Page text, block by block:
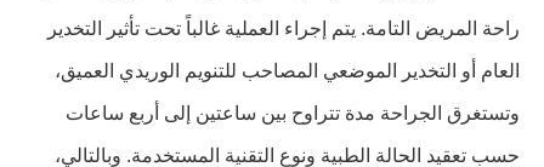
راحة المريض التامة. يتم إجراء العملية غالباً تحت تأثير التخدير
العام أو التخدير الموضعي المصاحب للتنويم الوريدي العميق،
وتستغرق الجراحة مدة تتراوح بين ساعتين إلى أربع ساعات
حسب تعقيد الحالة الطبية ونوع التقنية المستخدمة. وبالتالي،